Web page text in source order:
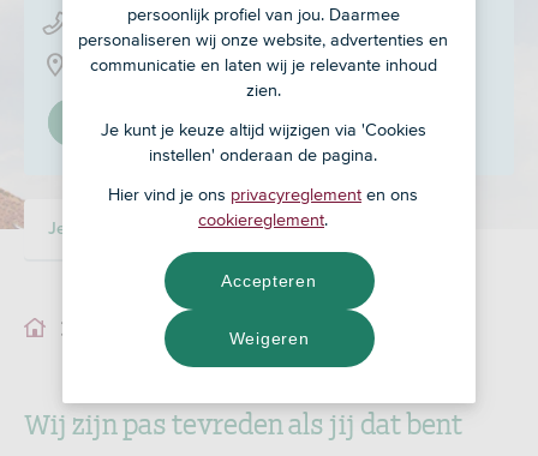
038 - 443 22 00
2e Walsteeg 3, 8051 EW
Stel in als mijn adviseur
Je adviseur Ons team
Je adviseur
Wij zijn pas tevreden als jij dat bent
persoonlijk profiel van jou. Daarmee
personaliseren wij onze website, advertenties en
communicatie en laten wij je relevante inhoud
zien.
Je kunt je keuze altijd wijzigen via 'Cookies
instellen' onderaan de pagina.
Hier vind je ons privacyreglement en ons
cookiereglement.
Weigeren
Accepteren